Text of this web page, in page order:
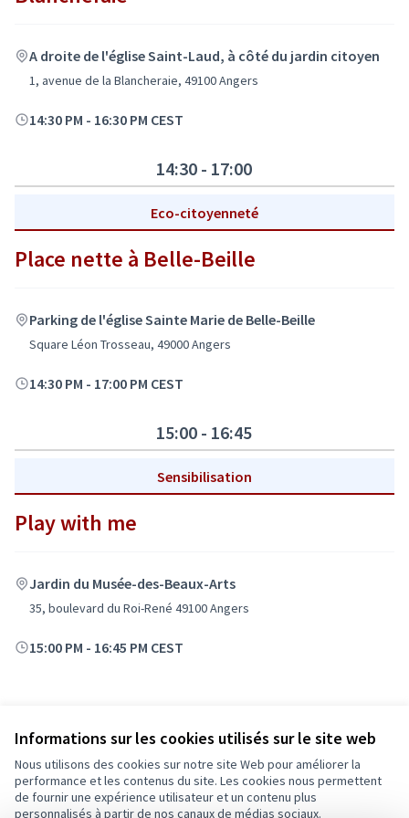
Informations sur les cookies utilisés sur le site web
Nous utilisons des cookies sur notre site Web pour améliorer la
performance et les contenus du site. Les cookies nous permettent
de fournir une expérience utilisateur et un contenu plus
personnalisés à partir de nos canaux de médias sociaux.
A droite de l'église Saint-Laud, à côté du jardin citoyen
1, avenue de la Blancheraie, 49100 Angers
14:30 PM - 16:30 PM CEST
14:30 - 17:00
Eco-citoyenneté
Place nette à Belle-Beille
Parking de l'église Sainte Marie de Belle-Beille
Square Léon Trosseau, 49000 Angers
14:30 PM - 17:00 PM CEST
15:00 - 16:45
Sensibilisation
Play with me
Jardin du Musée-des-Beaux-Arts
35, boulevard du Roi-René 49100 Angers
15:00 PM - 16:45 PM CEST
Conditions d'utilisation
Paramètres des cookies
Ecrivons Angers sur X
Ecrivons Angers sur Facebook